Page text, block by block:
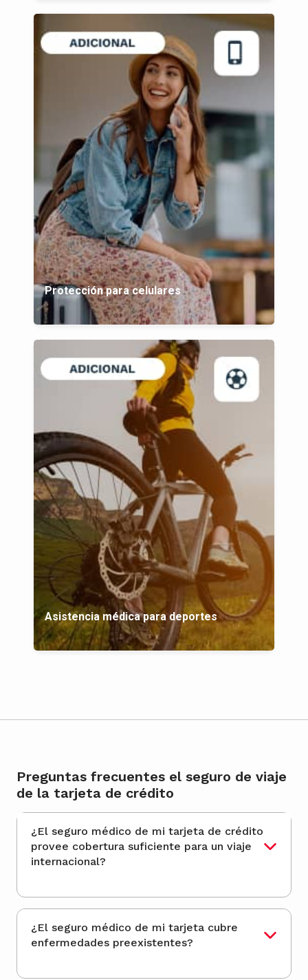
Protección para celulares
Asistencia médica para deportes
Preguntas frecuentes el seguro de viaje
de la tarjeta de crédito
¿El seguro médico de mi tarjeta de crédito
provee cobertura suficiente para un viaje
internacional?
¿El seguro médico de mi tarjeta cubre
enfermedades preexistentes?